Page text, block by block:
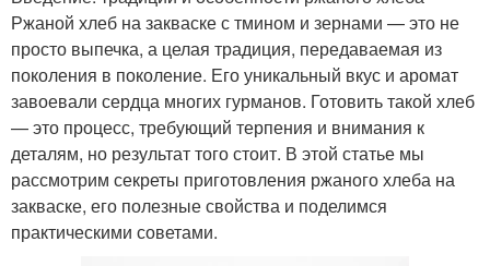
Ржаной хлеб на закваске с тмином и зернами — это не
просто выпечка, а целая традиция, передаваемая из
поколения в поколение. Его уникальный вкус и аромат
завоевали сердца многих гурманов. Готовить такой хлеб
— это процесс, требующий терпения и внимания к
деталям, но результат того стоит. В этой статье мы
рассмотрим секреты приготовления ржаного хлеба на
закваске, его полезные свойства и поделимся
практическими советами.